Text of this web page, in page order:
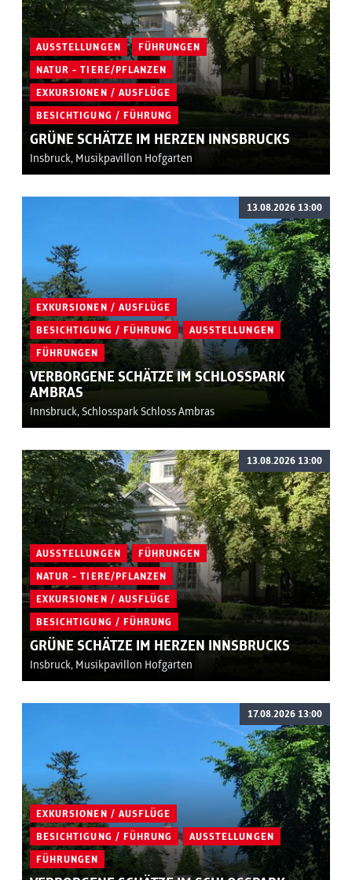
AUSSTELLUNGEN FÜHRUNGEN
NATUR - TIERE/PFLANZEN
EXKURSIONEN / AUSFLÜGE
BESICHTIGUNG / FÜHRUNG
GRÜNE SCHÄTZE IM HERZEN INNSBRUCKS
Insbruck, Musikpavillon Hofgarten
EXKURSIONEN / AUSFLÜGE
BESICHTIGUNG / FÜHRUNG AUSSTELLUNGEN
FÜHRUNGEN
VERBORGENE SCHÄTZE IM SCHLOSSPARK
AMBRAS
Innsbruck, Schlosspark Schloss Ambras
13.08.2026 13:00
AUSSTELLUNGEN FÜHRUNGEN
NATUR - TIERE/PFLANZEN
EXKURSIONEN / AUSFLÜGE
BESICHTIGUNG / FÜHRUNG
GRÜNE SCHÄTZE IM HERZEN INNSBRUCKS
Insbruck, Musikpavillon Hofgarten
13.08.2026 13:00
EXKURSIONEN / AUSFLÜGE
BESICHTIGUNG / FÜHRUNG AUSSTELLUNGEN
FÜHRUNGEN
17.08.2026 13:00